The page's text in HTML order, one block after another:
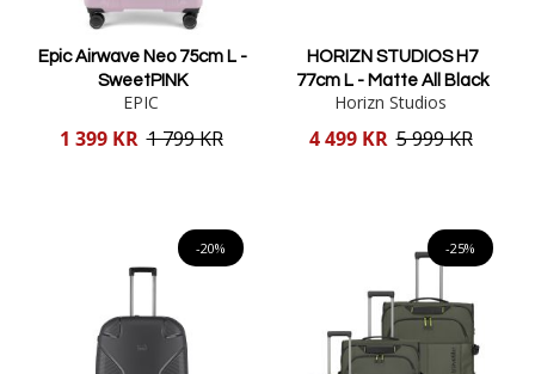
Epic Airwave Neo 75cm L -
SweetPINK
EPIC
Reducerat
1 399 KR 1 799 KR
HORIZN STUDIOS H7
77cm L - Matte All Black
Horizn Studios
Reducerat
4 499 KR 5 999 KR
-20% -25%